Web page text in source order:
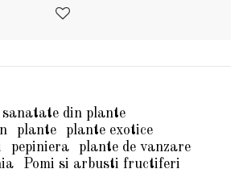
sanatate din plante
plante
plante exotice
pepiniera
plante de vanzare
Pomi si arbusti fructiferi